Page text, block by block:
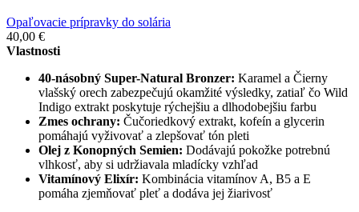
Opaľovacie prípravky do solária
40,00 €
Vlastnosti
40-násobný Super-Natural Bronzer: Karamel a Čierny
vlašský orech zabezpečujú okamžité výsledky, zatiaľ čo Wild
Indigo extrakt poskytuje rýchejšiu a dlhodobejšiu farbu
Zmes ochrany: Čučoriedkový extrakt, kofeín a glycerin
pomáhajú vyživovať a zlepšovať tón pleti
Olej z Konopných Semien: Dodávajú pokožke potrebnú
vlhkosť, aby si udržiavala mladícky vzhľad
Vitamínový Elixír: Kombinácia vitamínov A, B5 a E
pomáha zjemňovať pleť a dodáva jej žiarivosť